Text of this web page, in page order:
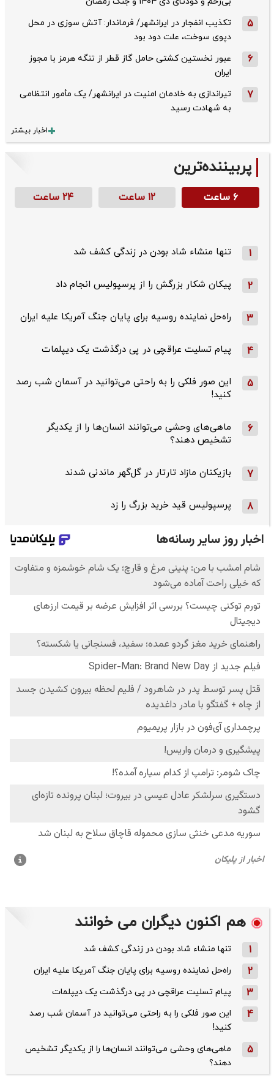
5
تکذیب ‌انفجار در ایرانشهر/ فرماندار: آتش سوزی در محل
دپوی سوخت، علت دود بود
6
عبور نخستین کشتی حامل گاز قطر از تنگه هرمز با مجوز
ایران
7
تیراندازی به خادمان امنیت در ایرانشهر/ یک مأمور انتظامی
به شهادت رسید
اخبار بیشتر
پربیننده‌ترین
۶ ساعت ۱۲ ساعت ۲۴ ساعت
1 تنها منشاء شاد بودن در زندگی کشف شد
2 پیکان شکار بزرگش را از پرسپولیس انجام داد
3 راه‌حل نماینده روسیه برای پایان جنگ آمریکا علیه ایران
4 پیام تسلیت عراقچی در پی درگذشت یک دیپلمات
5
این صور فلکی را به راحتی می‌توانید در آسمان شب رصد
کنید!
6
ماهی‌های وحشی می‌توانند انسان‌ها را از یکدیگر
تشخیص دهند؟
7 بازیکنان مازاد تارتار در گل‌گهر ماندنی شدند
8 پرسپولیس قید خرید بزرگ را زد
هم اکنون دیگران می خوانند
1 تنها منشاء شاد بودن در زندگی کشف شد
2 راه‌حل نماینده روسیه برای پایان جنگ آمریکا علیه ایران
3 پیام تسلیت عراقچی در پی درگذشت یک دیپلمات
4
این صور فلکی را به راحتی می‌توانید در آسمان شب رصد
کنید!
5
ماهی‌های وحشی می‌توانند انسان‌ها را از یکدیگر تشخیص
دهند؟